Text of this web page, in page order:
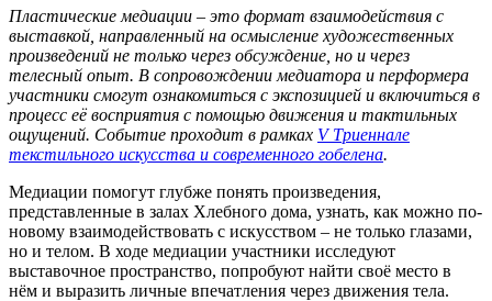
Пластические медиации – это формат взаимодействия с
выставкой, направленный на осмысление художественных
произведений не только через обсуждение, но и через
телесный опыт. В сопровождении медиатора и перформера
участники смогут ознакомиться с экспозицией и включиться в
процесс её восприятия с помощью движения и тактильных
ощущений. Событие проходит в рамках V Триеннале
текстильного искусства и современного гобелена.
Медиации помогут глубже понять произведения,
представленные в залах Хлебного дома, узнать, как можно по-
новому взаимодействовать с искусством – не только глазами,
но и телом. В ходе медиации участники исследуют
выставочное пространство, попробуют найти своё место в
нём и выразить личные впечатления через движения тела.